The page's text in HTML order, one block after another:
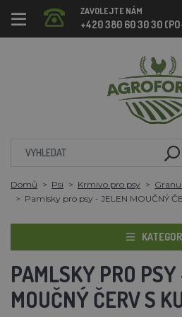
ZAVOLEJTE NÁM
+420 380 60 30 30
Domů Psi Krmivo pro psy
Pamlsky pro psy - JELEN MOUČNÝ
PAMLSKY PRO
MOUČNÝ ČERV S